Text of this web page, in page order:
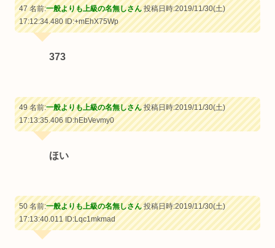
47 名前:一般よりも上級の名無しさん投稿日時:2019/11/30(土)
17:12:34.480ID:+mEhX75Wp
373
49 名前:一般よりも上級の名無しさん投稿日時:2019/11/30(土)
17:13:35.406ID:hEbVevmy0
ほい
50 名前:一般よりも上級の名無しさん投稿日時:2019/11/30(土)
17:13:40.011ID:Lqc1mkmad